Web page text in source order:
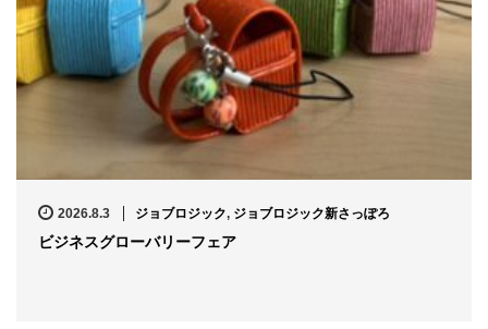
2026.8.3 ジョブロジック, ジョブロジック新さっぽろ
ビジネスグローバリーフェア